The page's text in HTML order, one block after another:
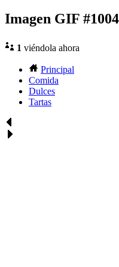
Imagen GIF #1004
1 viéndola ahora
Principal
Comida
Dulces
Tartas